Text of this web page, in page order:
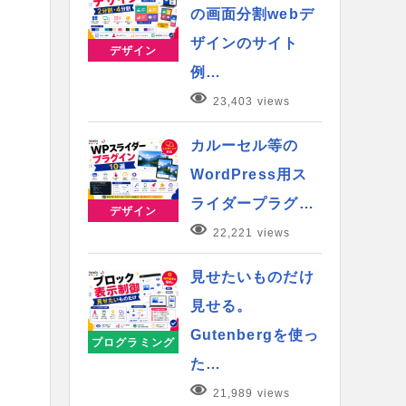
デザイン
の画面分割webデ
ザインのサイト
例…
23,403 views
デザイン
カルーセル等の
WordPress用ス
ライダープラグ…
22,221 views
プログラミング
見せたいものだけ
見せる。
Gutenbergを使っ
た…
21,989 views